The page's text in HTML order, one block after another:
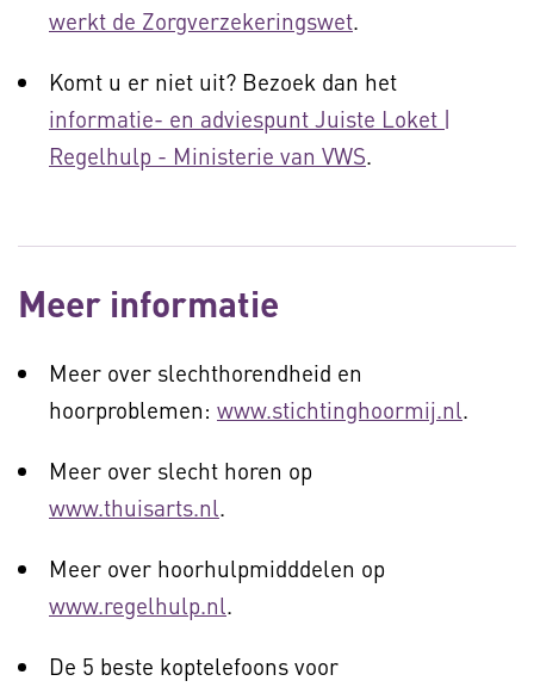
werkt de Zorgverzekeringswet.
Komt u er niet uit? Bezoek dan het
informatie- en adviespunt Juiste Loket |
Regelhulp - Ministerie van VWS.
Meer informatie
Meer over slechthorendheid en
hoorproblemen: www.stichtinghoormij.nl.
Meer over slecht horen op
www.thuisarts.nl.
Meer over hoorhulpmidddelen op
www.regelhulp.nl.
De 5 beste koptelefoons voor